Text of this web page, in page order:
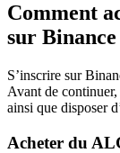
Comment
sur Binance
S’inscrire sur
Avant de
ainsi que disposer
Acheter du